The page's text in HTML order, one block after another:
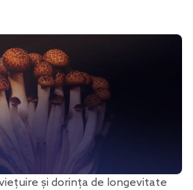
și dorința de longevitate